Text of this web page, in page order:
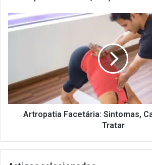
Artropatia
Facetária:
Tratar
Artropatia Facetária: Sintomas,
Tratar